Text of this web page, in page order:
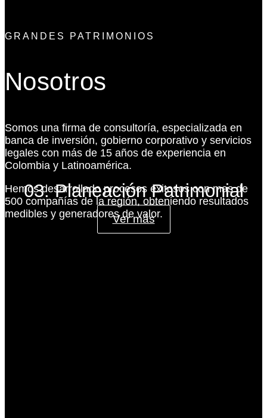
03. Planeación Patrimonial
Ver más
GRANDES PATRIMONIOS
Nosotros
Somos una firma de consultoría, especializada en
banca de inversión, gobierno corporativo y servicios
legales con más de 15 años de experiencia en
Colombia y Latinoamérica.
Hemos desarrollado procesos exitosos con mas de
500 compañías de la región, obteniendo resultados
medibles y generadores de valor.